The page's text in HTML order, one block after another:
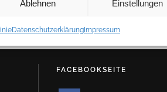
Ablehnen Einstellungen
DatenschutzerklärungImpressum
FACEBOOKSEITE